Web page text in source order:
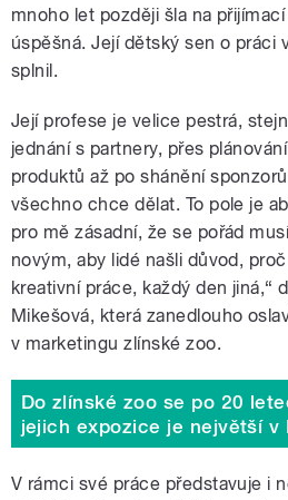
mnoho let později šla na
úspěšná. Její dětský sen o práci
splnil.
Její profese je velice pestrá,
jednání s partnery, přes
produktů až po shánění
všechno chce dělat. To pole je
pro mě zásadní, že se pořád
novým, aby lidé našli důvod,
kreativní práce, každý den jiná,“
Mikešová, která zanedlouho
v marketingu zlínské zoo.
Do zlínské zoo se po 20
jejich expozice je největší v
V rámci své práce představuje i